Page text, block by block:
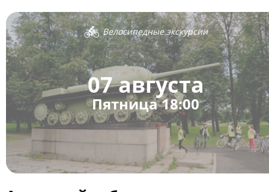
Велосипедные экскурсии
07 августа
Пятница 18:00